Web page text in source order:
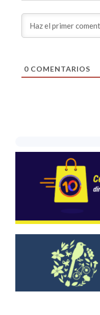
0COMENTARIOS